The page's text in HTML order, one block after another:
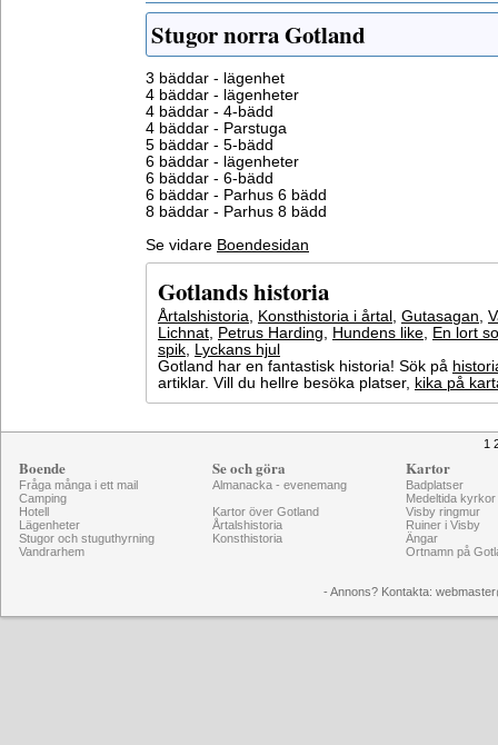
Stugor norra Gotland
3 bäddar - lägenhet
4 bäddar - lägenheter
4 bäddar - 4-bädd
4 bäddar - Parstuga
5 bäddar - 5-bädd
6 bäddar - lägenheter
6 bäddar - 6-bädd
6 bäddar - Parhus 6 bädd
8 bäddar - Parhus 8 bädd
Se vidare Boendesidan
Gotlands historia
Årtalshistoria, Konsthistoria i årtal , Gutasagan,
Lichnat, Petrus Harding, Hundens like, En lort
spik, Lyckans hjul
Gotland har en fantastisk historia! Sök på
artiklar. Vill du hellre besöka platser, kika på
1
Boende
Fråga många i ett mail
Camping
Hotell
Lägenheter
Stugor och stuguthyrning
Vandrarhem
Se och göra
Almanacka - evenemang
Kartor över Gotland
Årtalshistoria
Konsthistoria
Kartor
Badplatser
Medeltida kyrkor
Visby ringmur
Ruiner i Visby
Ängar
Ortnamn på
- Annons? Kontakta: